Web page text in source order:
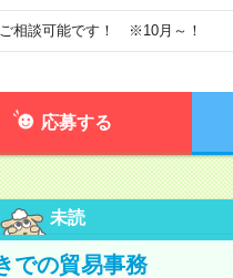
相談可能です！ ※10月～！
応募する
未読
での貿易事務